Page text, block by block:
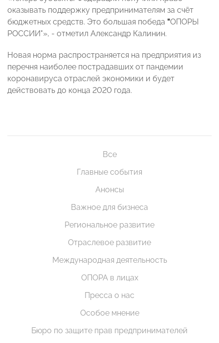
оказывать поддержку предпринимателям за счёт
бюджетных средств. Это большая победа "ОПОРЫ
РОССИИ"», - отметил Александр Калинин.
Новая норма распространяется на предприятия из
перечня наиболее пострадавших от пандемии
коронавируса отраслей экономики и будет
действовать до конца 2020 года.
Все
Главные события
Анонсы
Важное для бизнеса
Региональное развитие
Отраслевое развитие
Международная деятельность
ОПОРА в лицах
Пресса о нас
Особое мнение
Бюро по защите прав предпринимателей